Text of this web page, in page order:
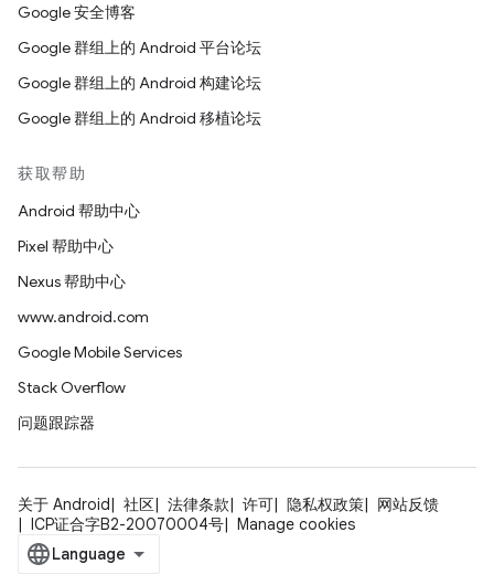
Google 安全博客
Google 群组上的 Android 平台论坛
Google 群组上的 Android 构建论坛
Google 群组上的 Android 移植论坛
获取帮助
Android 帮助中心
Pixel 帮助中心
Nexus 帮助中心
www.android.com
Google Mobile Services
Stack Overflow
问题跟踪器
关于 Android 社区 法律条款 许可 隐私权政策
网站反馈
ICP证合字B2-20070004号
Manage cookies